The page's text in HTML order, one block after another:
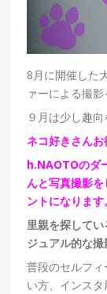
8月に開催した
ァーによる撮影
９月は少し趣向
ネコ好きさんお
h.NAOTOのダ
んと写真撮影
ントになります。
里親を探して
ジュアル的な
普段のセルフ
い方、インス